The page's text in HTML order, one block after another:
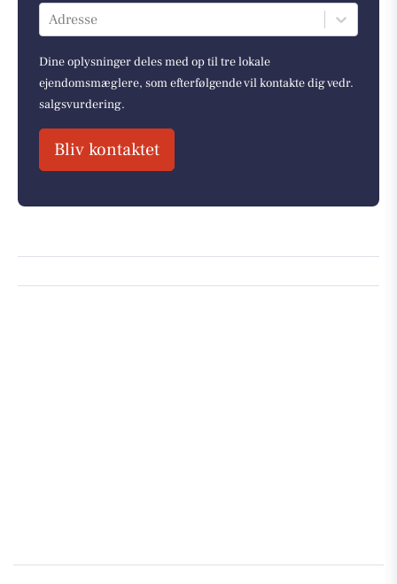
Adresse
Dine oplysninger deles med op til tre lokale
ejendomsmæglere, som efterfølgende vil kontakte dig vedr.
salgsvurdering.
Bliv kontaktet